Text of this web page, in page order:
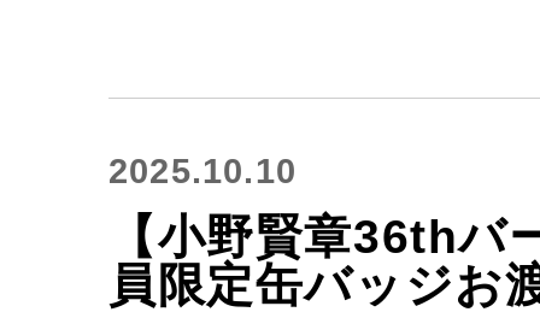
2025.10.10
【小野賢章36thバ
員限定缶バッジお